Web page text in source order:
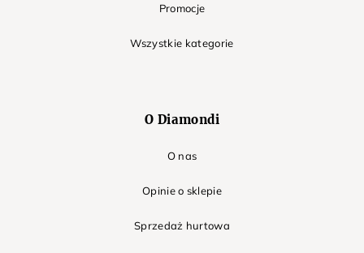
Promocje
Wszystkie kategorie
O Diamondi
O nas
Opinie o sklepie
Sprzedaż hurtowa